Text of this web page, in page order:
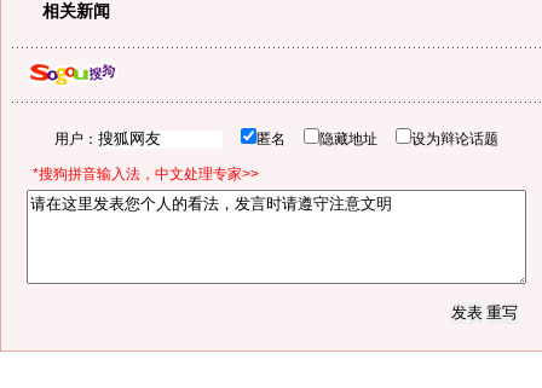
相关新闻
用户： 匿名 隐藏地址 设为辩论话题
*搜狗拼音输入法，中文处理专家>>